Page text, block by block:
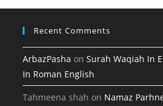
tab
Recent Comments
ArbazPasha onSurah Waqiah In
In Roman English
Tahmeena shah on Namaz